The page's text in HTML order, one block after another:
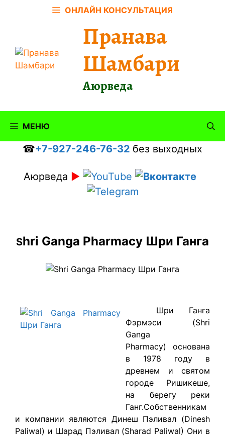
ОНЛАЙН КОНСУЛЬТАЦИЯ
Пранава
Шамбари
Аюрведа
МЕНЮ
☎+7-927-246-76-32 без выходных
Аюрведа ►
Shri Ganga Pharmacy Шри Ганга
Шри Ганга
Фэрмэси (Shri
Ganga
Pharmacy) основана
в 1978 году в
древнем и святом
городе Ришикеше,
на берегу реки
Ганг.Собственникам
и компании являются Динеш Пэливал (Dinesh
Paliwal) и Шарад Пэливал (Sharad Paliwal) Они в